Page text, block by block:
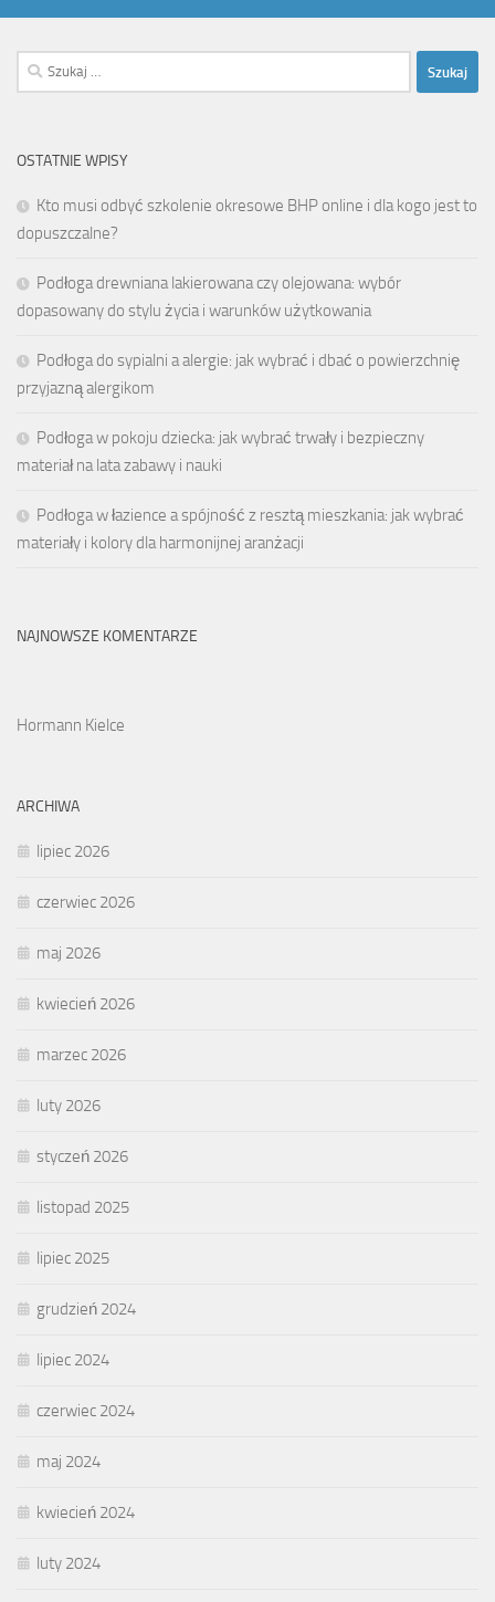
Szukaj:
OSTATNIE WPISY
Kto musi odbyć szkolenie okresowe BHP online i dla kogo jest to
dopuszczalne?
Podłoga drewniana lakierowana czy olejowana: wybór
dopasowany do stylu życia i warunków użytkowania
Podłoga do sypialni a alergie: jak wybrać i dbać o powierzchnię
przyjazną alergikom
Podłoga w pokoju dziecka: jak wybrać trwały i bezpieczny
materiał na lata zabawy i nauki
Podłoga w łazience a spójność z resztą mieszkania: jak wybrać
materiały i kolory dla harmonijnej aranżacji
NAJNOWSZE KOMENTARZE
Hormann Kielce
ARCHIWA
lipiec 2026
czerwiec 2026
maj 2026
kwiecień 2026
marzec 2026
luty 2026
styczeń 2026
listopad 2025
lipiec 2025
grudzień 2024
lipiec 2024
czerwiec 2024
maj 2024
kwiecień 2024
luty 2024